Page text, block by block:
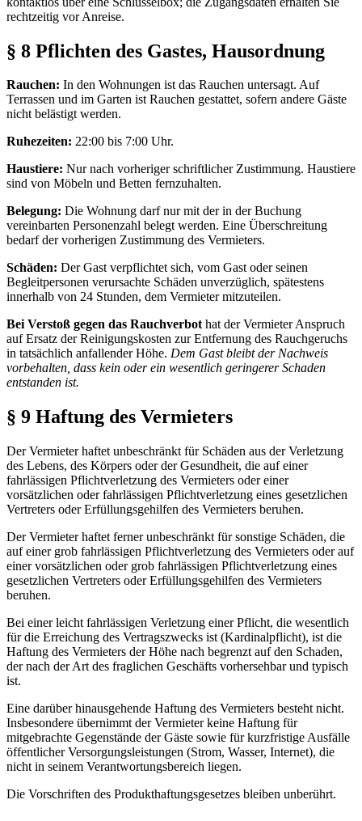
rechtzeitig vor Anreise.
§ 8 Pflichten des Gastes, Hausordnung
Rauchen: In den Wohnungen ist das Rauchen untersagt. Auf
Terrassen und im Garten ist Rauchen gestattet, sofern andere Gäste
nicht belästigt werden.
Ruhezeiten: 22:00 bis 7:00 Uhr.
Haustiere: Nur nach vorheriger schriftlicher Zustimmung. Haustiere
sind von Möbeln und Betten fernzuhalten.
Belegung: Die Wohnung darf nur mit der in der Buchung
vereinbarten Personenzahl belegt werden. Eine Überschreitung
bedarf der vorherigen Zustimmung des Vermieters.
Schäden: Der Gast verpflichtet sich, vom Gast oder seinen
Begleitpersonen verursachte Schäden unverzüglich, spätestens
innerhalb von 24 Stunden, dem Vermieter mitzuteilen.
Bei Verstoß gegen das Rauchverbothat der Vermieter Anspruch
auf Ersatz der Reinigungskosten zur Entfernung des Rauchgeruchs
in tatsächlich anfallender Höhe. Dem Gast bleibt der Nachweis
vorbehalten, dass kein oder ein wesentlich geringerer Schaden
entstanden ist.
§ 9 Haftung des Vermieters
Der Vermieter haftet unbeschränkt für Schäden aus der Verletzung
des Lebens, des Körpers oder der Gesundheit, die auf einer
fahrlässigen Pflichtverletzung des Vermieters oder einer
vorsätzlichen oder fahrlässigen Pflichtverletzung eines gesetzlichen
Vertreters oder Erfüllungsgehilfen des Vermieters beruhen.
Der Vermieter haftet ferner unbeschränkt für sonstige Schäden, die
auf einer grob fahrlässigen Pflichtverletzung des Vermieters oder auf
einer vorsätzlichen oder grob fahrlässigen Pflichtverletzung eines
gesetzlichen Vertreters oder Erfüllungsgehilfen des Vermieters
beruhen.
Bei einer leicht fahrlässigen Verletzung einer Pflicht, die wesentlich
für die Erreichung des Vertragszwecks ist (Kardinalpflicht), ist die
Haftung des Vermieters der Höhe nach begrenzt auf den Schaden,
der nach der Art des fraglichen Geschäfts vorhersehbar und typisch
ist.
Eine darüber hinausgehende Haftung des Vermieters besteht nicht.
Insbesondere übernimmt der Vermieter keine Haftung für
mitgebrachte Gegenstände der Gäste sowie für kurzfristige Ausfälle
öffentlicher Versorgungsleistungen (Strom, Wasser, Internet), die
nicht in seinem Verantwortungsbereich liegen.
Die Vorschriften des Produkthaftungsgesetzes bleiben unberührt.